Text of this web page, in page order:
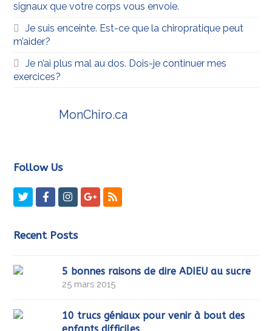
signaux que votre corps vous envoie.
Je suis enceinte. Est-ce que la chiropratique peut
m’aider?
Je n’ai plus mal au dos. Dois-je continuer mes
exercices?
MonChiro.ca
Follow Us
TwitterFacebookInstagramGooglePlus
RSS
Recent Posts
5 bonnes raisons de dire ADIEU au sucre
25 mars 2015
10 trucs géniaux pour venir à bout des